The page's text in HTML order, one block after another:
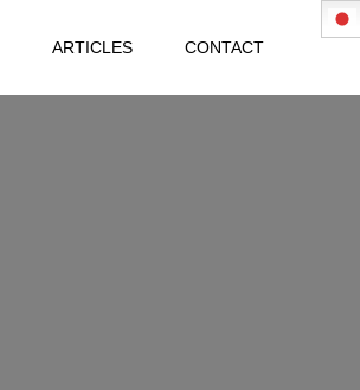
ARTICLES CONTACT